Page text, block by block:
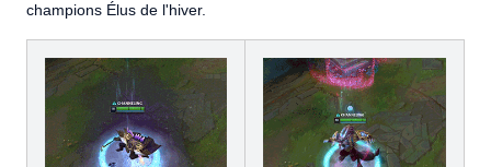
champions Élus de l'hiver.